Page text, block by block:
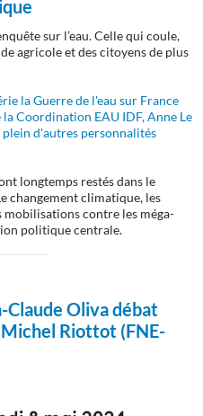
sur l’eau. Celle qui coule,
agricole et des citoyens de plus
la Guerre de l'eau sur France
Coordination EAU IDF, Anne Le
d'autres personnalités
longtemps restés dans le
changement climatique, les
mobilisations contre les méga-
politique centrale.
Claude Oliva débat
Riottot (FNE-